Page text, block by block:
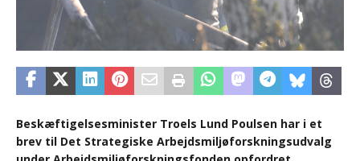
Beskæftigelsesminister Troels Lund Poulsen har i et
brev til Det Strategiske Arbejdsmiljøforskningsudvalg